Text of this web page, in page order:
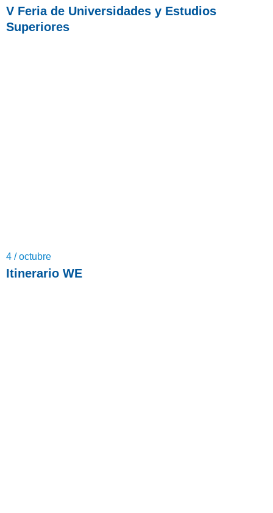
V Feria de Universidades y Estudios
Superiores
4 / octubre
Itinerario WE